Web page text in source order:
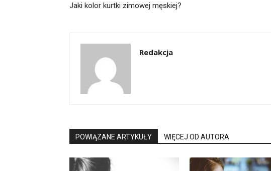
Jaki kolor kurtki zimowej męskiej?
Redakcja
POWIĄZANE ARTYKUŁY WIĘCEJ OD AUTORA